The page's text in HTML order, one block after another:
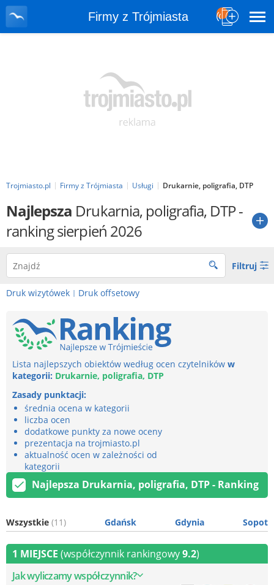
Firmy z Trójmiasta
Trojmiasto.pl Firmy z Trójmiasta Usługi Drukarnie, poligrafia, DTP
Najlepsza Drukarnia, poligrafia, DTP-
ranking sierpień 2026
Filtruj
Druk wizytówek | Druk offsetowy
Lista najlepszych obiektów według ocen czytelników w
kategorii: Drukarnie, poligrafia, DTP
Zasady punktacji:
średnia ocena w kategorii
liczba ocen
dodatkowe punkty za nowe oceny
prezentacja na trojmiasto.pl
aktualność ocen w zależności od
kategorii
Najlepsza Drukarnia, poligrafia, DTP - Ranking
Wszystkie (11) Gdańsk Gdynia Sopot
1 MIEJSCE (współczynnik rankingowy9.2)
Jak wyliczamy współczynnik?